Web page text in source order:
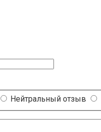
Нейтральный отзыв